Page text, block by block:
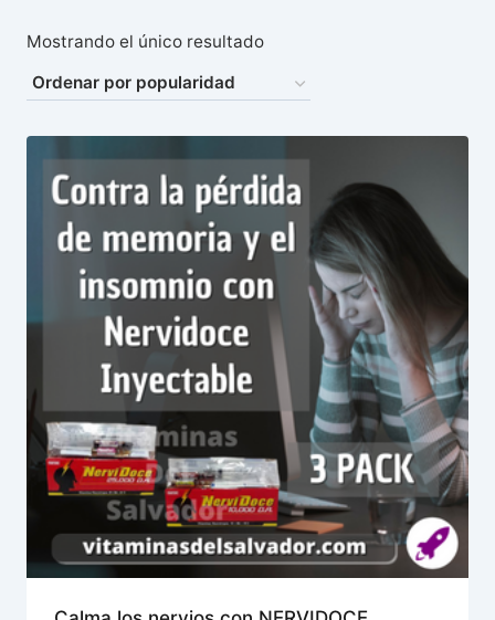
Mostrando el único resultado